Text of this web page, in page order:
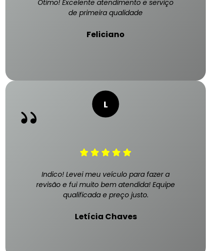
Ótimo! Excelente atendimento e serviço
de primeira qualidade
Feliciano
Indico! Levei meu veículo para fazer a
revisão e fui muito bem atendida! Equipe
qualificada e preço justo.
Letícia Chaves